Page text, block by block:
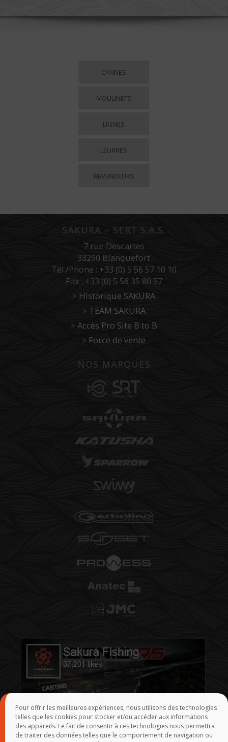
Pour offrir les meilleures expériences, nous utilisons des technologies
telles que les cookies pour stocker et/ou accéder aux informations
des appareils. Le fait de consentir à ces technologies nous permettra
de traiter des données telles que le comportement de navigation ou
CANNES
MOULINETS
LIGNES
LEURRES
REVENDEURS
SAKURA – SERT S.A.S.
7 rue Descartes
33290 Blanquefort
Tél./Phone : +33 (0) 5 56 57 10 10
Fax : +33 (0) 5 56 35 80 57
> Historique SAKURA
> TEAM SAKURA
> Accès Pro Site B to B
> Force de vente
NOS MARQUES